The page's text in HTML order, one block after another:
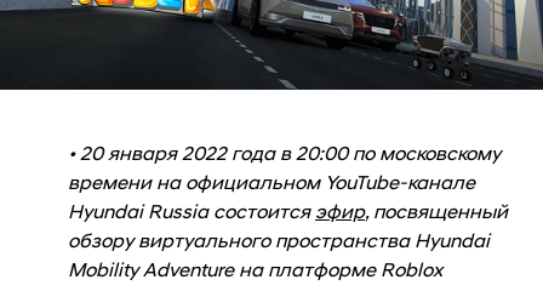
• 20 января 2022 года в 20:00 по московскому
времени на официальном YouTube-канале
Hyundai Russia состоится эфир, посвященный
обзору виртуального пространства Hyundai
Mobility Adventure на платформе Roblox